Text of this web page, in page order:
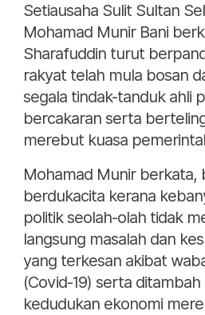
Setiausaha Sulit Sultan
Mohamad Munir Bani
Sharafuddin turut
rakyat telah mula bosan
segala tindak-tanduk ahli
bercakaran serta
merebut kuasa
Mohamad Munir berkata,
berdukacita kerana
politik seolah-olah tidak
langsung masalah dan
yang terkesan akibat
(Covid-19) serta
kedudukan ekonomi